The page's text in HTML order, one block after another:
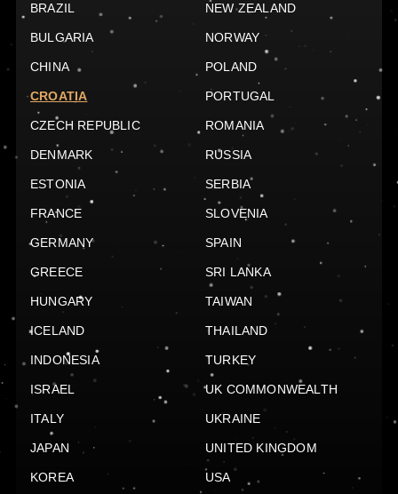
BRAZIL
BULGARIA
CHINA
CROATIA
CZECH REPUBLIC
DENMARK
ESTONIA
FRANCE
GERMANY
GREECE
HUNGARY
ICELAND
INDONESIA
ISRAEL
ITALY
JAPAN
KOREA
NEW ZEALAND
NORWAY
POLAND
PORTUGAL
ROMANIA
RUSSIA
SERBIA
SLOVENIA
SPAIN
SRI LANKA
TAIWAN
THAILAND
TURKEY
UK COMMONWEALTH
UKRAINE
UNITED KINGDOM
USA